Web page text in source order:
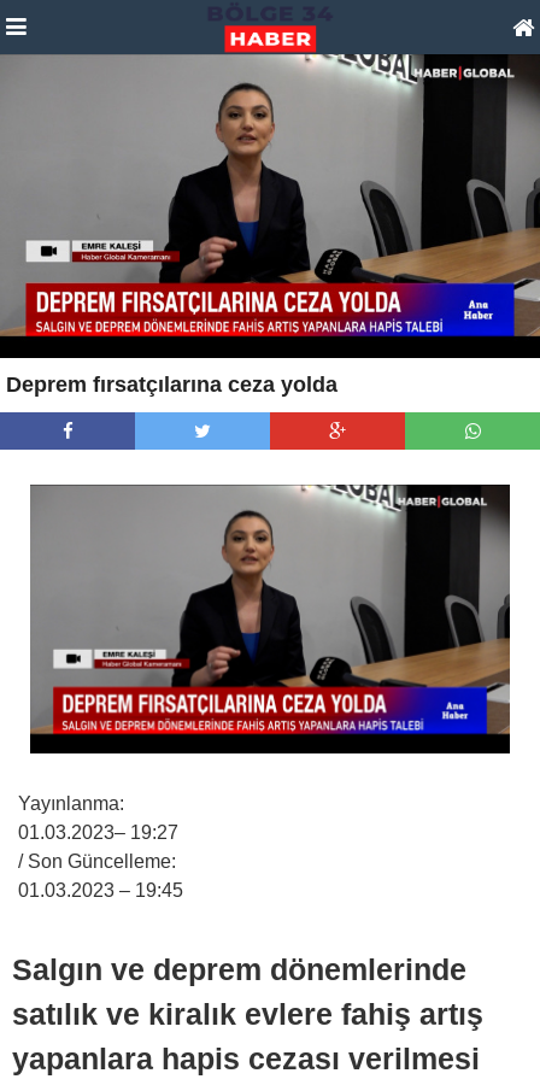
Deprem fırsatçılarına ceza yolda
Yayınlanma:
01.03.2023– 19:27
/ Son Güncelleme:
01.03.2023 – 19:45
Salgın ve deprem dönemlerinde
satılık ve kiralık evlere fahiş artış
yapanlara hapis cezası verilmesi